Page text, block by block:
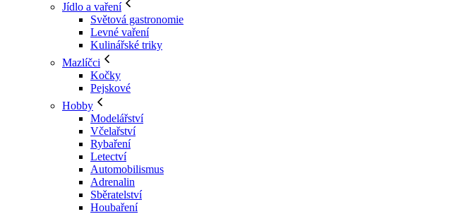
Jídlo a vaření
Světová gastronomie
Levné vaření
Kulinářské triky
Mazlíčci
Kočky
Pejskové
Hobby
Modelářství
Včelařství
Rybaření
Letectví
Automobilismus
Adrenalin
Sběratelství
Houbaření